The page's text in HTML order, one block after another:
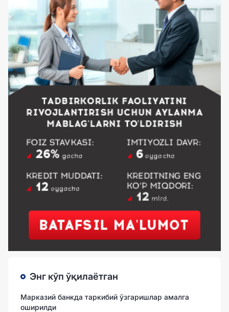
Энг кўп ўқилаётган
Марказий банкда таркибий ўзгаришлар амалга
оширилди